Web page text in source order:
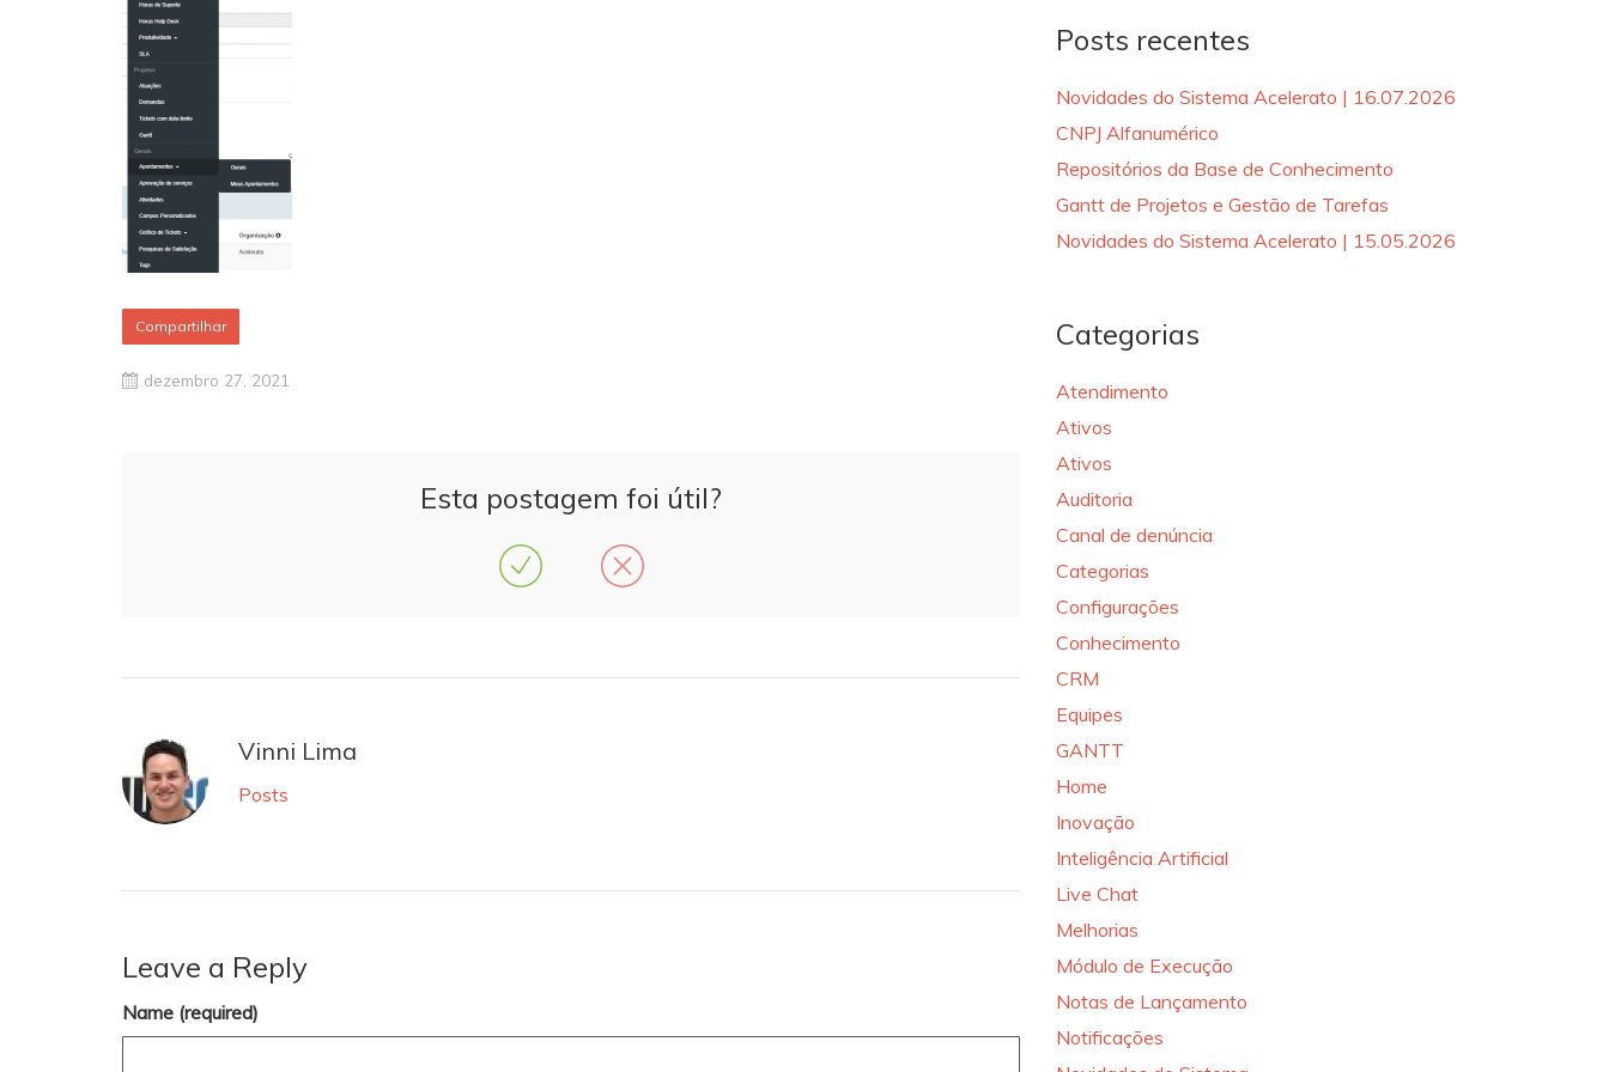
Compartilhar
dezembro 27, 2021
Esta postagem foi útil?
Vinni Lima
Posts
Leave a Reply
Name (required)
Posts recentes
Novidades do Sistema Acelerato | 16.07.2026
CNPJ Alfanumérico
Repositórios da Base de Conhecimento
Gantt de Projetos e Gestão de Tarefas
Novidades do Sistema Acelerato | 15.05.2026
Categorias
Atendimento
Ativos
Ativos
Auditoria
Canal de denúncia
Categorias
Configurações
Conhecimento
CRM
Equipes
GANTT
Home
Inovação
Inteligência Artificial
Live Chat
Melhorias
Módulo de Execução
Notas de Lançamento
Notificações